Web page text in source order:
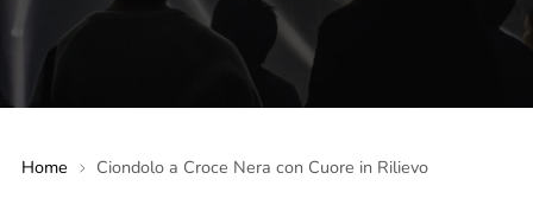
Home Ciondolo a Croce Nera con Cuore in Rilievo